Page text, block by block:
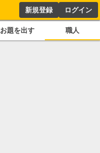
新規登録 ログイン
お題を出す 職人